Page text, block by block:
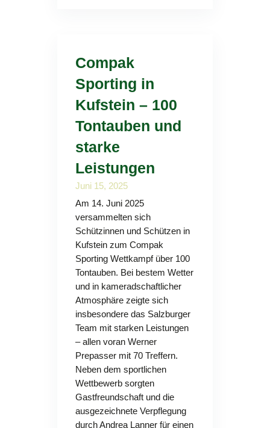
Compak
Sporting in
Kufstein – 100
Tontauben und
starke
Leistungen
Juni 15, 2025
Am 14. Juni 2025
versammelten sich
Schützinnen und Schützen in
Kufstein zum Compak
Sporting Wettkampf über 100
Tontauben. Bei bestem Wetter
und in kameradschaftlicher
Atmosphäre zeigte sich
insbesondere das Salzburger
Team mit starken Leistungen
– allen voran Werner
Prepasser mit 70 Treffern.
Neben dem sportlichen
Wettbewerb sorgten
Gastfreundschaft und die
ausgezeichnete Verpflegung
durch Andrea Lanner für einen